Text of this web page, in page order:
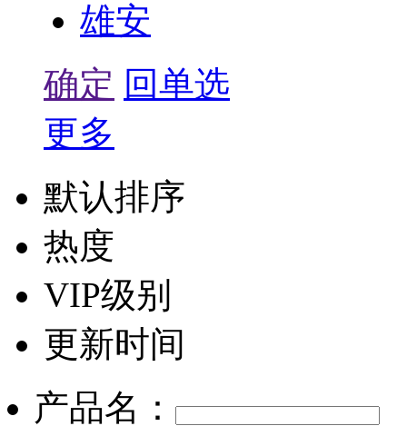
雄安
确定 回单选
更多
默认排序
热度
VIP级别
更新时间
产品名：